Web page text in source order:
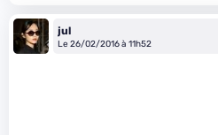
jul
Le 26/02/2016 à 11h52